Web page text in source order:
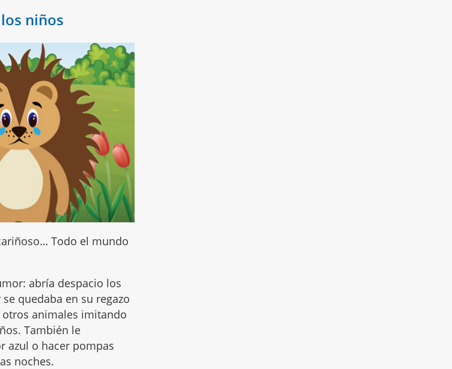
niños
Todo el mundo
abría despacio los
quedaba en su regazo
animales imitando
También le
azul o hacer pompas
noches.